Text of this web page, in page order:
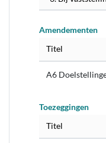
Amendementen
Titel
A6
Toezeggingen
Titel